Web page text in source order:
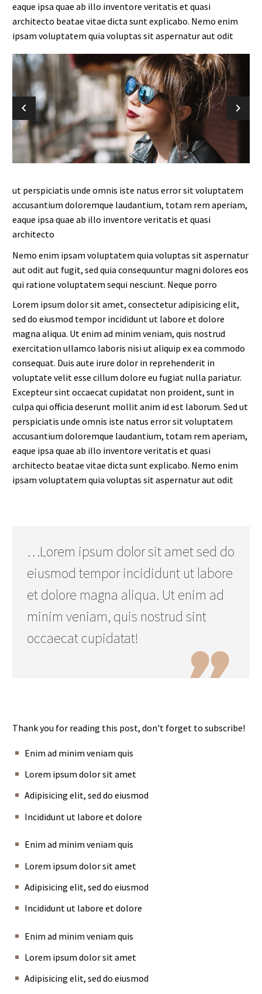
eaque ipsa quae ab illo inventore veritatis et quasi
architecto beatae vitae dicta sunt explicabo. Nemo enim
ipsam voluptatem quia voluptas sit aspernatur aut odit
ut perspiciatis unde omnis iste natus error sit voluptatem
accusantium doloremque laudantium, totam rem aperiam,
eaque ipsa quae ab illo inventore veritatis et quasi
architecto
Nemo enim ipsam voluptatem quia voluptas sit aspernatur
aut odit aut fugit, sed quia consequuntur magni dolores eos
qui ratione voluptatem sequi nesciunt. Neque porro
Lorem ipsum dolor sit amet, consectetur adipisicing elit,
sed do eiusmod tempor incididunt ut labore et dolore
magna aliqua. Ut enim ad minim veniam, quis nostrud
exercitation ullamco laboris nisi ut aliquip ex ea commodo
consequat. Duis aute irure dolor in reprehenderit in
voluptate velit esse cillum dolore eu fugiat nulla pariatur.
Excepteur sint occaecat cupidatat non proident, sunt in
culpa qui officia deserunt mollit anim id est laborum. Sed ut
perspiciatis unde omnis iste natus error sit voluptatem
accusantium doloremque laudantium, totam rem aperiam,
eaque ipsa quae ab illo inventore veritatis et quasi
architecto beatae vitae dicta sunt explicabo. Nemo enim
ipsam voluptatem quia voluptas sit aspernatur aut odit
…Lorem ipsum dolor sit amet sed do
eiusmod tempor incididunt ut labore
et dolore magna aliqua. Ut enim ad
minim veniam, quis nostrud sint
occaecat cupidatat!

Thank you for reading this post, don't forget to subscribe!
Enim ad minim veniam quis
Lorem ipsum dolor sit amet
Adipisicing elit, sed do eiusmod
Incididunt ut labore et dolore
Enim ad minim veniam quis
Lorem ipsum dolor sit amet
Adipisicing elit, sed do eiusmod
Incididunt ut labore et dolore
Enim ad minim veniam quis
Lorem ipsum dolor sit amet
Adipisicing elit, sed do eiusmod